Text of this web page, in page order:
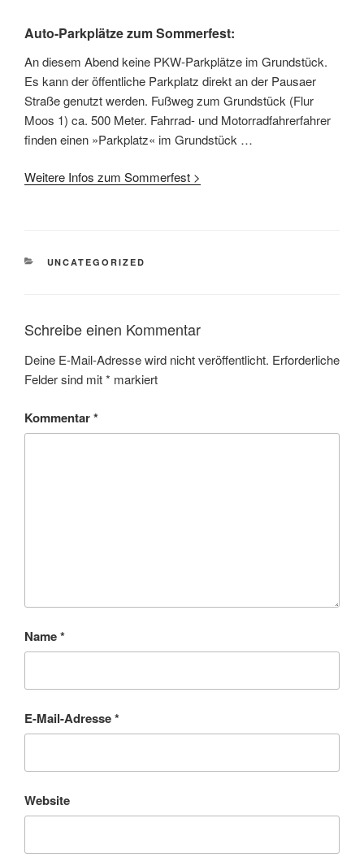
Auto-Parkplätze zum Sommerfest:
An diesem Abend keine PKW-Parkplätze im Grundstück.
Es kann der öffentliche Parkplatz direkt an der Pausaer
Straße genutzt werden. Fußweg zum Grundstück (Flur
Moos 1) ca. 500 Meter. Fahrrad- und Motorradfahrerfahrer
finden einen »Parkplatz« im Grundstück …
Weitere Infos zum Sommerfest >
KATEGORIEN
UNCATEGORIZED
Schreibe einen Kommentar
Deine E-Mail-Adresse wird nicht veröffentlicht. Erforderliche
Felder sind mit* markiert
Kommentar*
Name*
E-Mail-Adresse*
Website